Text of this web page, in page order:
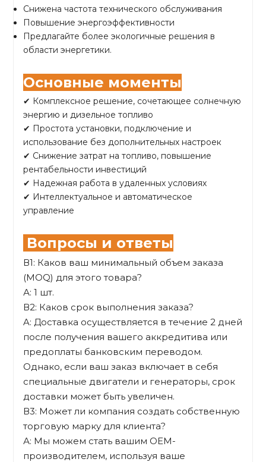
Снижена частота технического обслуживания
Повышение энергоэффективности
Предлагайте более экологичные решения в
области энергетики.
Основные моменты
✔ Комплексное решение, сочетающее солнечную
энергию и дизельное топливо
✔ Простота установки, подключение и
использование без дополнительных настроек
✔ Снижение затрат на топливо, повышение
рентабельности инвестиций
✔ Надежная работа в удаленных условиях
✔ Интеллектуальное и автоматическое
управление
Вопросы и ответы
В1: Каков ваш минимальный объем заказа
(MOQ) для этого товара?
А: 1 шт.
В2: Каков срок выполнения заказа?
A: Доставка осуществляется в течение 2 дней
после получения вашего аккредитива или
предоплаты банковским переводом.
Однако, если ваш заказ включает в себя
специальные двигатели и генераторы, срок
доставки может быть увеличен.
В3: Может ли компания создать собственную
торговую марку для клиента?
А: Мы можем стать вашим OEM-
производителем, используя ваше